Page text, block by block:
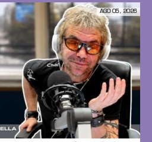
AGO 05, 2026